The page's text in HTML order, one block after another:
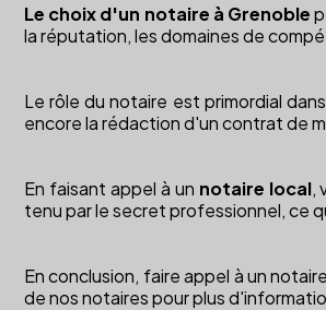
Le choix d'un notaire à Grenoble
la réputation, les domaines de
Le rôle du notaire est primordial
encore la rédaction d'un contrat de
En faisant appel à un notaire local,
tenu par le secret professionnel, ce
En conclusion, faire appel à un
de nos notaires pour plus